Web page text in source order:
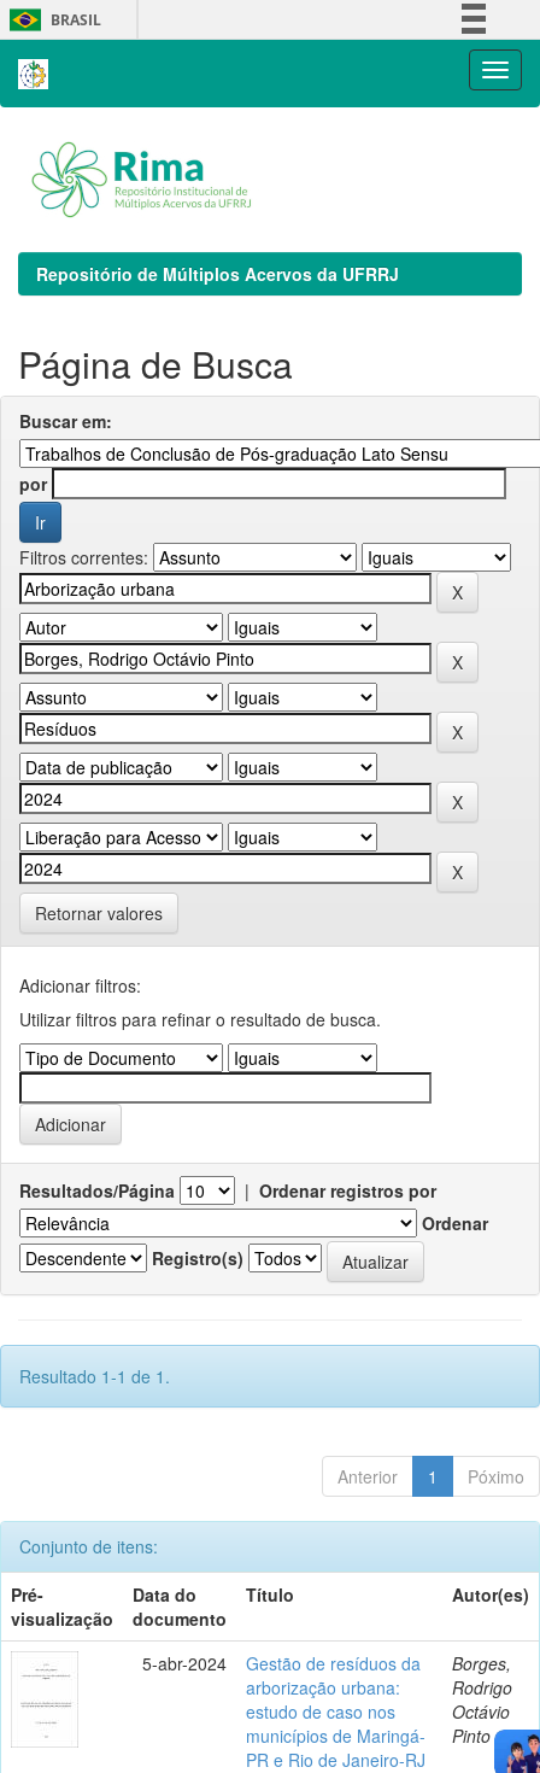
Skip
navigation
BRASIL
Repositório de Múltiplos Acervos da UFRRJ
Página de Busca
Buscar em:
por
Filtros correntes:
Retornar valores
Adicionar filtros:
Utilizar filtros para refinar o resultado de busca.
Resultados/Página | Ordenar registros por
Ordenar
Registro(s)
Resultado 1-1 de 1.
Anterior 1 Póximo
Conjunto de itens:
Pré-
visualização
Data do
documento
Título Autor(es)
5-abr-2024
Gestão de resíduos da
arborização urbana:
estudo de caso nos
municípios de Maringá-
PR e Rio de Janeiro-RJ
Borges,
Rodrigo
Octávio
Pinto